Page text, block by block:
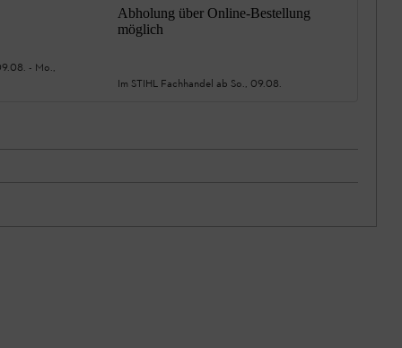
- Mo.,
Abholung über Online-Bestellung
möglich
Im STIHL Fachhandel ab So., 09.08.